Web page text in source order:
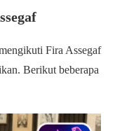
Fira Assegaf
Berikut beberapa